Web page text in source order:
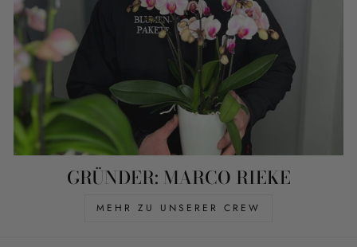
GRÜNDER: MARCO RIEKE
MEHR ZU UNSERER CREW